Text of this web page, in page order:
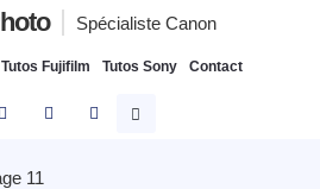
Spécialiste Canon
Tutos Fujifilm Tutos Sony Contact
11